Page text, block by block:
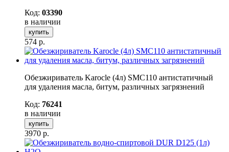
Код: 03390
в наличии
купить
574 р.
Обезжириватель Karocle (4л) SMC110 антистатичный
для удаления масла, битум, различных загрязнений
Код: 76241
в наличии
купить
3970 р.